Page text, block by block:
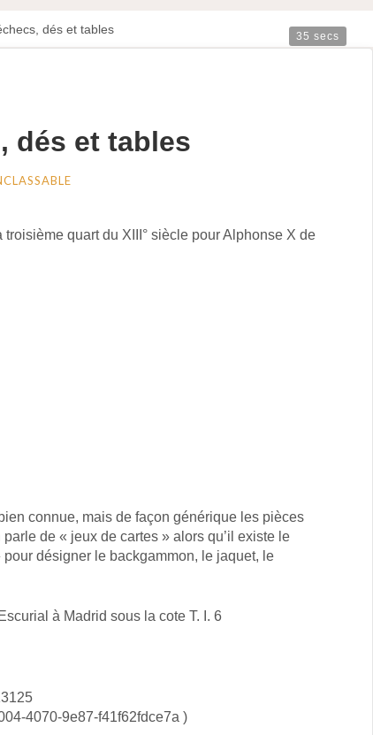
35 secs
dés et tables
dés et tables
quart du XIII° siècle pour Alphonse X de
connue, mais de façon générique les pièces
de « jeux de cartes » alors qu’il existe le
désigner le backgammon, le jaquet, le
à Madrid sous la cote T. I. 6
4070-9e87-f41f62fdce7a )